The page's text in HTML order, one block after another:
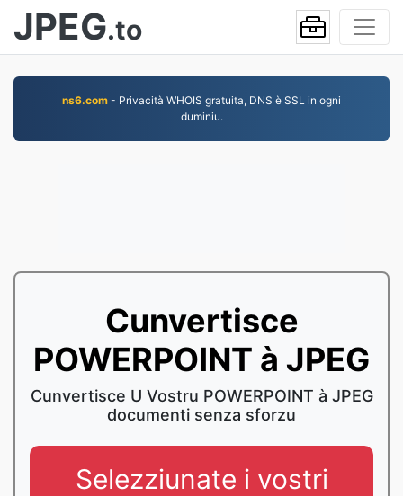
JPEG.to
ns6.com - Privacità WHOIS gratuita, DNS è SSL in ogni
duminiu.
Cunvertisce
POWERPOINT à JPEG
Cunvertisce U Vostru POWERPOINT à JPEG
documenti senza sforzu
Selezziunate i vostri